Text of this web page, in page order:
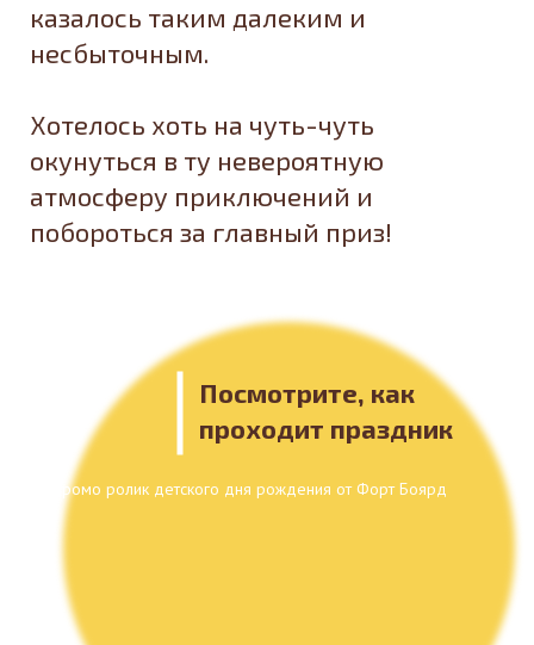
Промо ролик детского дня рождения от Форт Боярд
казалось таким далеким и
несбыточным.
Хотелось хоть на чуть-чуть
окунуться в ту невероятную
атмосферу приключений и
побороться за главный приз!
Посмотрите, как
проходит праздник